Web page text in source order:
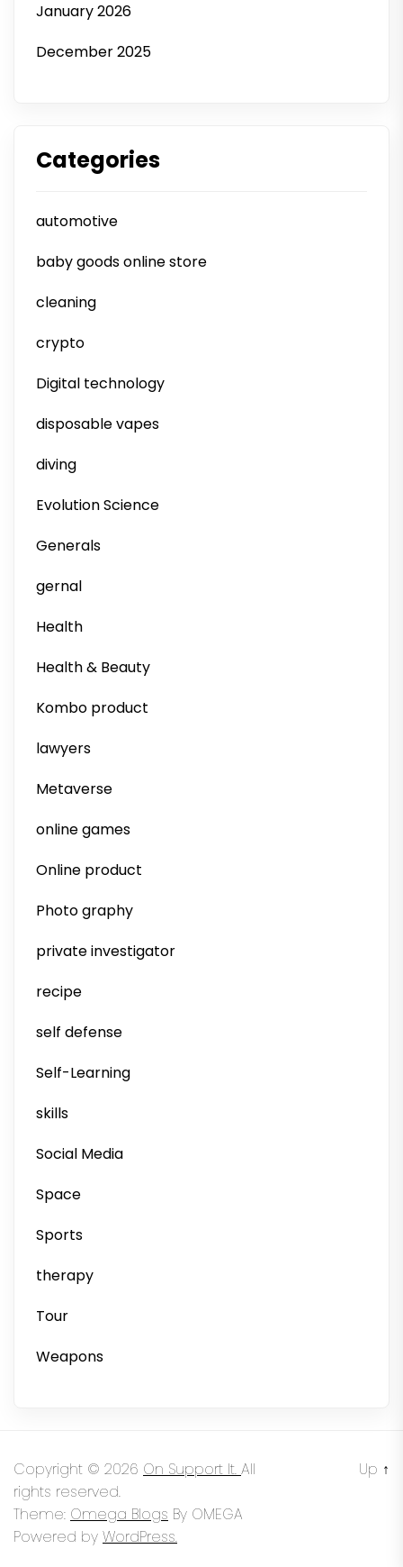
January 2026
December 2025
Categories
automotive
baby goods online store
cleaning
crypto
Digital technology
disposable vapes
diving
Evolution Science
Generals
gernal
Health
Health & Beauty
Kombo product
lawyers
Metaverse
online games
Online product
Photo graphy
private investigator
recipe
self defense
Self-Learning
skills
Social Media
Space
Sports
therapy
Tour
Weapons
Copyright © 2026 On Support It. All
rights reserved.
Theme: Omega Blogs By OMEGA
Powered by WordPress.
Up ↑